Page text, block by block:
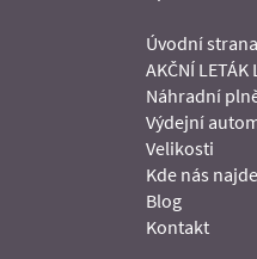
Úvodní strana
AKČNÍ LETÁK
Náhradní
Výdejní
Velikosti
Kde nás
Blog
Kontakt